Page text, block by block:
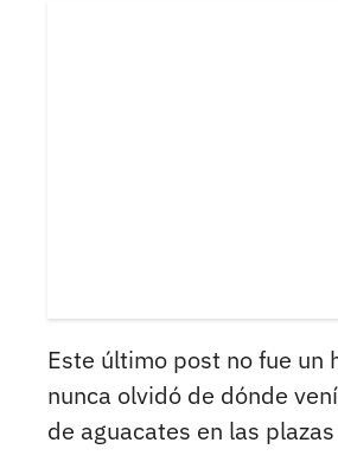
Este último post no fue un
nunca olvidó de dónde
de aguacates en las